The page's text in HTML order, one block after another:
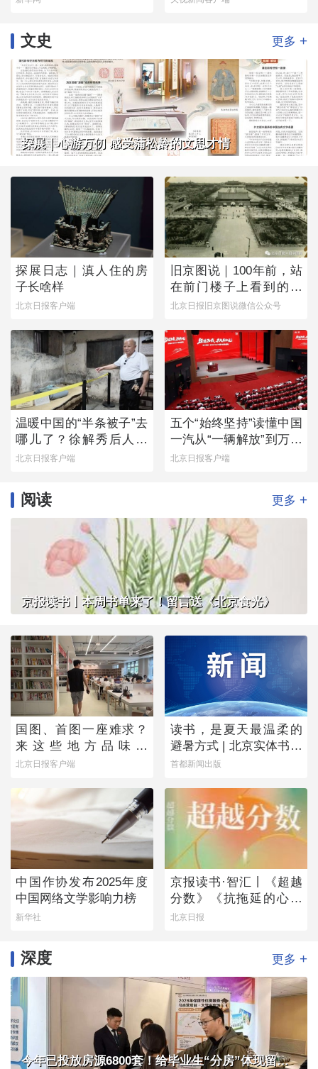
文史 更多 +
探展｜心游万仞 感受蒲松龄的文思才情
探展日志｜滇人住的房
子长啥样
北京日报客户端
旧京图说｜100年前，站
在前门楼子上看到的是
这番景象
北京日报旧京图说微信公众号
温暖中国的“半条被子”去
哪儿了？徐解秀后人道
出令人落泪的真相
北京日报客户端
五个“始终坚持”读懂中国
一汽从“一辆解放”到万千
信赖
北京日报客户端
阅读 更多 +
京报读书丨本周书单来了！留言送《北京食光》
国图、首图一座难求？
来这些地方品味书
香……
北京日报客户端
读书，是夏天最温柔的
避暑方式 | 北京实体书店
活动预告（8月1日-8月7
首都新闻出版
中国作协发布2025年度
中国网络文学影响力榜
新华社
京报读书·智汇丨《超越
分数》《抗拖延的心理
学》《物理学的第一次
北京日报
深度 更多 +
今年已投放房源6800套！给毕业生“分房”体现留人诚意